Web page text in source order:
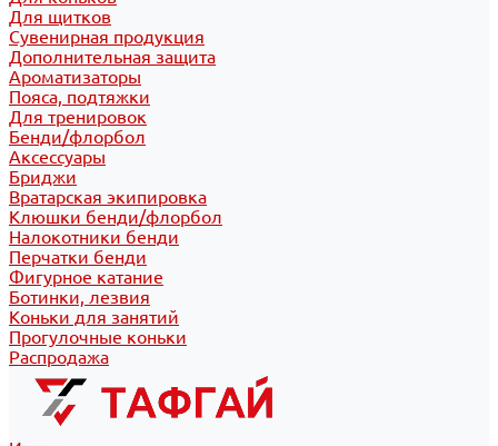
Для щитков
Сувенирная продукция
Дополнительная защита
Ароматизаторы
Пояса, подтяжки
Для тренировок
Бенди/флорбол
Аксессуары
Бриджи
Вратарская экипировка
Клюшки бенди/флорбол
Налокотники бенди
Перчатки бенди
Фигурное катание
Ботинки, лезвия
Коньки для занятий
Прогулочные коньки
Распродажа